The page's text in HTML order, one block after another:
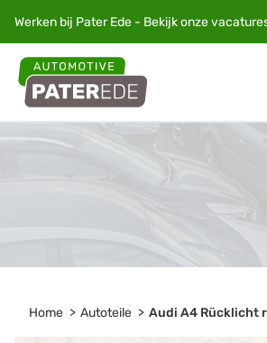
Werken bij Pater Ede - Bekijk onze
Home Autoteile Audi A4 Rücklicht